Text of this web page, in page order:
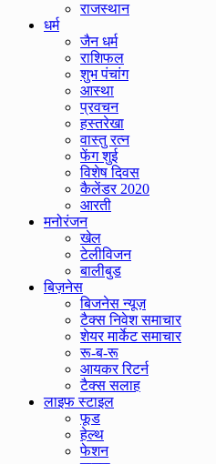
राजस्थान
धर्म
जैन धर्म
राशिफल
शुभ पंचांग
आस्था
प्रवचन
हस्तरेखा
वास्तु रत्न
फेंग शुई
विशेष दिवस
कैलेंडर 2020
आरती
मनोरंजन
खेल
टेलीविजन
बालीबुड
बिज़नेस
बिजनेस न्यूज़
टैक्स निवेश समाचार
शेयर मार्केट समाचार
रू-ब-रू
आयकर रिटर्न
टैक्स सलाह
लाइफ स्टाइल
फूड
हेल्थ
फेशन